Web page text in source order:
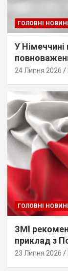
ГОЛОВНІ
У
стеження
24 Липня 2026
ГОЛОВНІ
ЗМІ
приклад з
до українців
23 Липня 2026